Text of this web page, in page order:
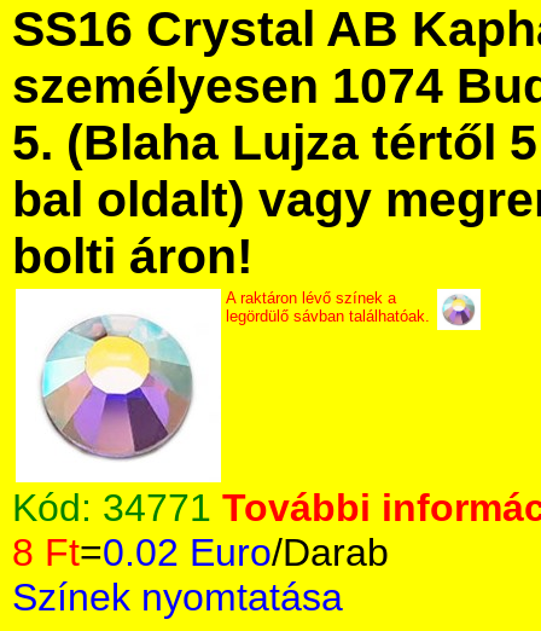
SS16 Crystal AB
személyesen 1074
5. (Blaha Lujza tértől
bal oldalt) vagy
bolti áron!
A raktáron lévő színek a
legördülő sávban találhatóak.
Kód: 34771 További
8 Ft=0.02 Euro/Darab
Színek nyomtatása